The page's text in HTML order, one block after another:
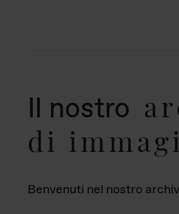
Il nostro
di
Benvenuti nel nostro